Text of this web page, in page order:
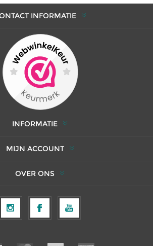
INFORMATIE
INFORMATIE
MIJN ACCOUNT
OVER ONS